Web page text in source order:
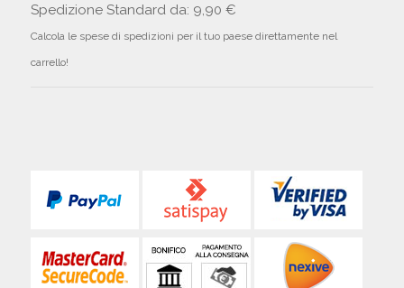
Spedizione Standard da: 9,90 €
Calcola le spese di spedizioni per il tuo paese direttamente nel
carrello!